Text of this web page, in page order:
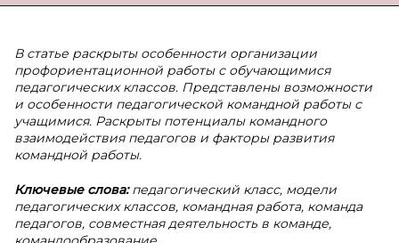
В статье раскрыты особенности организации
профориентационной работы с обучающимися
педагогических классов. Представлены возможности
и особенности педагогической командной работы с
учащимися. Раскрыты потенциалы командного
взаимодействия педагогов и факторы развития
командной работы.
Ключевые слова:педагогический класс, модели
педагогических классов, командная работа, команда
педагогов, совместная деятельность в команде,